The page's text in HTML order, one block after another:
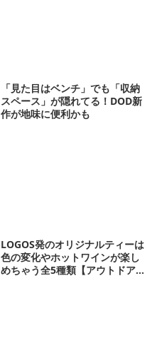
「見た目はベンチ」でも「収納
スペース」が隠れてる！DOD新
作が地味に便利かも
LOGOS発のオリジナルティーは
色の変化やホットワインが楽し
めちゃう全5種類【アウトドアな